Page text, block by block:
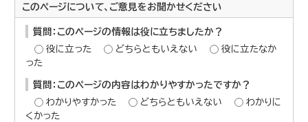
このページについて、ご意見をお聞かせください
質問：このページの情報は役に立ちましたか？
役に立った
どちらともいえない
役に立たなか
った
質問：このページの内容はわかりやすかったですか？
わかりやすかった
どちらともいえない
わかりに
くかった